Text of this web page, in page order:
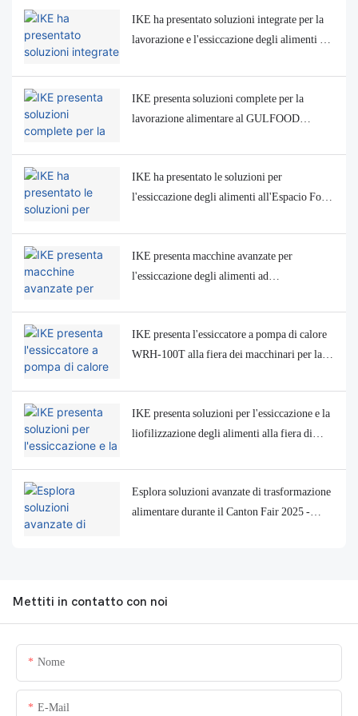
IKE ha presentato soluzioni integrate per la
lavorazione e l'essiccazione degli alimenti a
IKE presenta soluzioni complete per la
lavorazione alimentare al GULFOOD
IKE ha presentato le soluzioni per
l'essiccazione degli alimenti all'Espacio Food
IKE presenta macchine avanzate per
l'essiccazione degli alimenti ad
IKE presenta l'essiccatore a pompa di calore
WRH-100T alla fiera dei macchinari per la
IKE presenta soluzioni per l'essiccazione e la
liofilizzazione degli alimenti alla fiera di
lavorazione alimentare
Esplora soluzioni avanzate di trasformazione
alimentare durante il Canton Fair 2025 -
Mettiti in contatto con noi
Nome
E-Mail